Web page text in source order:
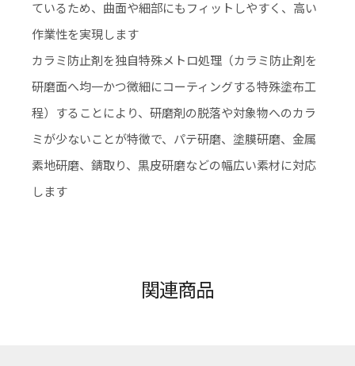
ているため、曲面や細部にもフィットしやすく、高い
作業性を実現します
カラミ防止剤を独自特殊メトロ処理（カラミ防止剤を
研磨面へ均一かつ微細にコーティングする特殊塗布工
程）することにより、研磨剤の脱落や対象物へのカラ
ミが少ないことが特徴で、パテ研磨、塗膜研磨、金属
素地研磨、錆取り、黒皮研磨などの幅広い素材に対応
します
関連商品